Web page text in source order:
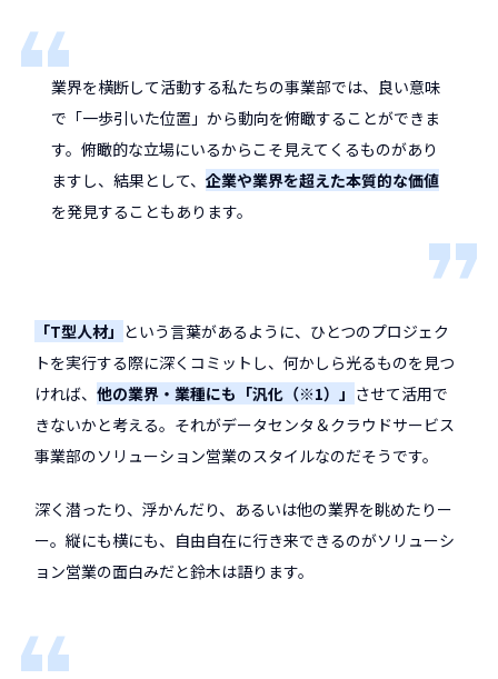
業界を横断して活動する私たちの事業部では、良い意味
で「一歩引いた位置」から動向を俯瞰することができま
す。俯瞰的な立場にいるからこそ見えてくるものがあり
ますし、結果として、企業や業界を超えた本質的な価値
を発見することもあります。
「T型人材」 という言葉があるように、ひとつのプロジェク
トを実行する際に深くコミットし、何かしら光るものを見つ
ければ、他の業界・業種にも「汎化（※1）」 させて活用で
きないかと考える。それがデータセンタ＆クラウドサービス
事業部のソリューション営業のスタイルなのだそうです。
深く潜ったり、浮かんだり、あるいは他の業界を眺めたりー
ー。縦にも横にも、自由自在に行き来できるのがソリューシ
ョン営業の面白みだと鈴木は語ります。